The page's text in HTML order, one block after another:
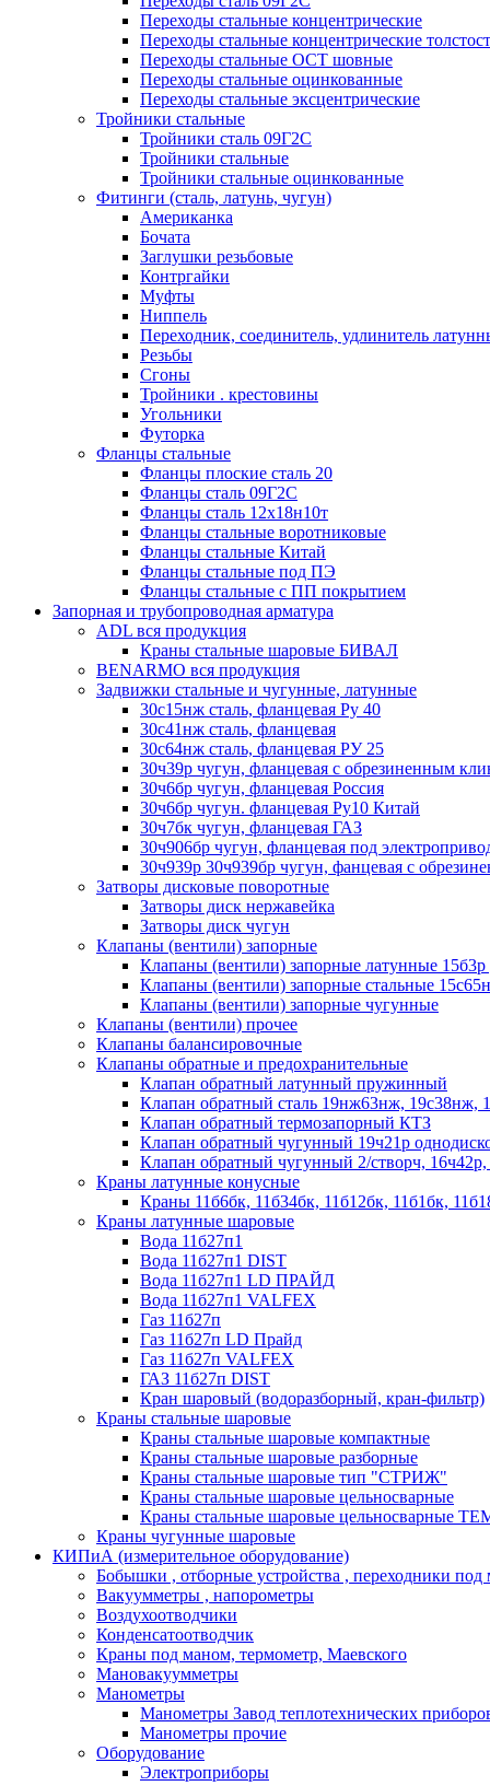
Переходы стальные концентрические
Переходы стальные концентрические
Переходы стальные ОСТ шовные
Переходы стальные оцинкованные
Переходы стальные эксцентрические
Тройники стальные
Тройники сталь 09Г2С
Тройники стальные
Тройники стальные оцинкованные
Фитинги (сталь, латунь, чугун)
Американка
Бочата
Заглушки резьбовые
Контргайки
Муфты
Ниппель
Переходник, соединитель, удлинитель
Резьбы
Сгоны
Тройники . крестовины
Угольники
Футорка
Фланцы стальные
Фланцы плоские сталь 20
Фланцы сталь 09Г2С
Фланцы сталь 12х18н10т
Фланцы стальные воротниковые
Фланцы стальные Китай
Фланцы стальные под ПЭ
Фланцы стальные с ПП покрытием
Запорная и трубопроводная арматура
ADL вся продукция
Краны стальные шаровые БИВАЛ
BENARMO вся продукция
Задвижки стальные и чугунные, латунные
30с15нж сталь, фланцевая Ру 40
30с41нж сталь, фланцевая
30с64нж сталь, фланцевая РУ 25
30ч39р чугун, фланцевая с обрезиненным
30ч6бр чугун, фланцевая Россия
30ч6бр чугун. фланцевая Ру10 Китай
30ч7бк чугун, фланцевая ГАЗ
30ч906бр чугун, фланцевая под
30ч939р 30ч939бр чугун, фанцевая с
Затворы дисковые поворотные
Затворы диск нержавейка
Затворы диск чугун
Клапаны (вентили) запорные
Клапаны (вентили) запорные латунные 15б3р
Клапаны (вентили) запорные стальные
Клапаны (вентили) запорные чугунные
Клапаны (вентили) прочее
Клапаны балансировочные
Клапаны обратные и предохранительные
Клапан обратный латунный пружинный
Клапан обратный сталь 19нж63нж, 19с38нж,
Клапан обратный термозапорный КТЗ
Клапан обратный чугунный 19ч21р
Клапан обратный чугунный 2/створч, 16ч42р,
Краны латунные конусные
Краны 11б6бк, 11б34бк, 11б12бк, 11б1бк,
Краны латунные шаровые
Вода 11б27п1
Вода 11б27п1 DIST
Вода 11б27п1 LD ПРАЙД
Вода 11б27п1 VALFEX
Газ 11б27п
Газ 11б27п LD Прайд
Газ 11б27п VALFEX
ГАЗ 11б27п DIST
Кран шаровый (водоразборный, кран-фильтр)
Краны стальные шаровые
Краны стальные шаровые компактные
Краны стальные шаровые разборные
Краны стальные шаровые тип "СТРИЖ"
Краны стальные шаровые цельносварные
Краны стальные шаровые цельносварные
Краны чугунные шаровые
КИПиА (измерительное оборудование)
Бобышки , отборные устройства , переходники под
Вакуумметры , напорометры
Воздухоотводчики
Конденсатоотводчик
Краны под маном, термометр, Маевского
Мановакуумметры
Манометры
Манометры Завод теплотехнических
Манометры прочие
Оборудование
Электроприборы